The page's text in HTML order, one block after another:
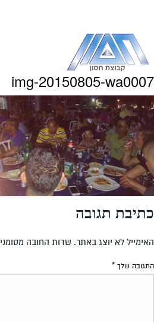
העמוד
img-20150805-wa0007
כתיבת תגובה
האימייל לא יוצג באתר. שדות החובה
התגובה שלך *